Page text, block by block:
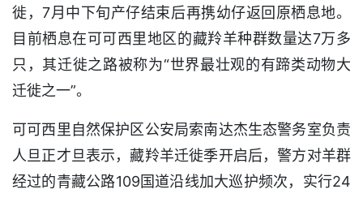
徙，7月中下旬产仔结束后再携幼仔返回原栖息地。
目前栖息在可可西里地区的藏羚羊种群数量达7万多
只，其迁徙之路被称为“世界最壮观的有蹄类动物大
迁徙之一”。
可可西里自然保护区公安局索南达杰生态警务室负责
人旦正才旦表示，藏羚羊迁徙季开启后，警方对羊群
经过的青藏公路109国道沿线加大巡护频次，实行24